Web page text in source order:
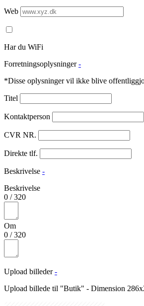
Web
Har du WiFi
Forretningsoplysninger -
*Disse oplysninger vil ikke blive
Titel
Kontaktperson
CVR NR.
Direkte tlf.
Beskrivelse -
Beskrivelse
0 /320
Om
0 /320
Upload billeder -
Upload billede til "Butik" - Dimension